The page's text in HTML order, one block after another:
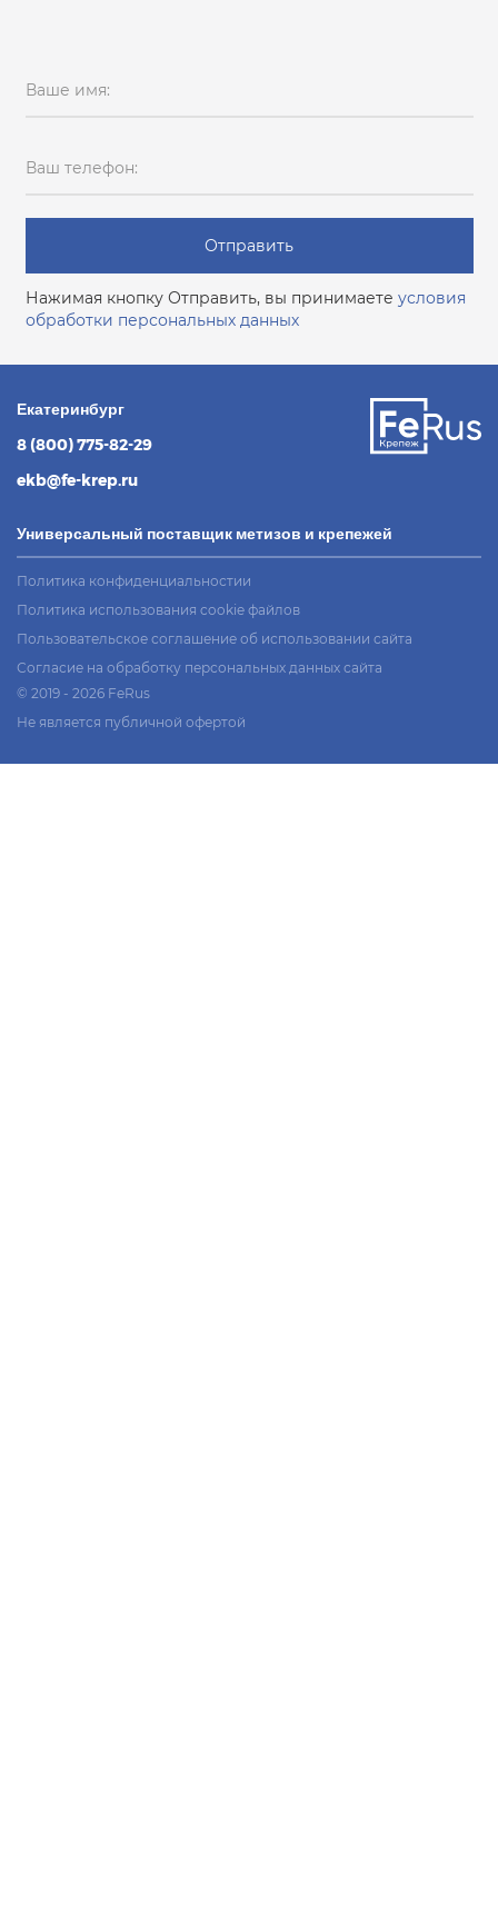
Ваше имя:
Ваш телефон:
Отправить
Нажимая кнопку Отправить, вы принимаете условия
обработки персональных данных
Екатеринбург
8 (800) 775-82-29
ekb@fe-krep.ru
Универсальный поставщик метизов и крепежей
Политика конфиденциальностии
Политика использования cookie файлов
Пользовательское соглашение об использовании сайта
Согласие на обработку персональных данных сайта
© 2019 - 2026 FeRus
Не является публичной офертой